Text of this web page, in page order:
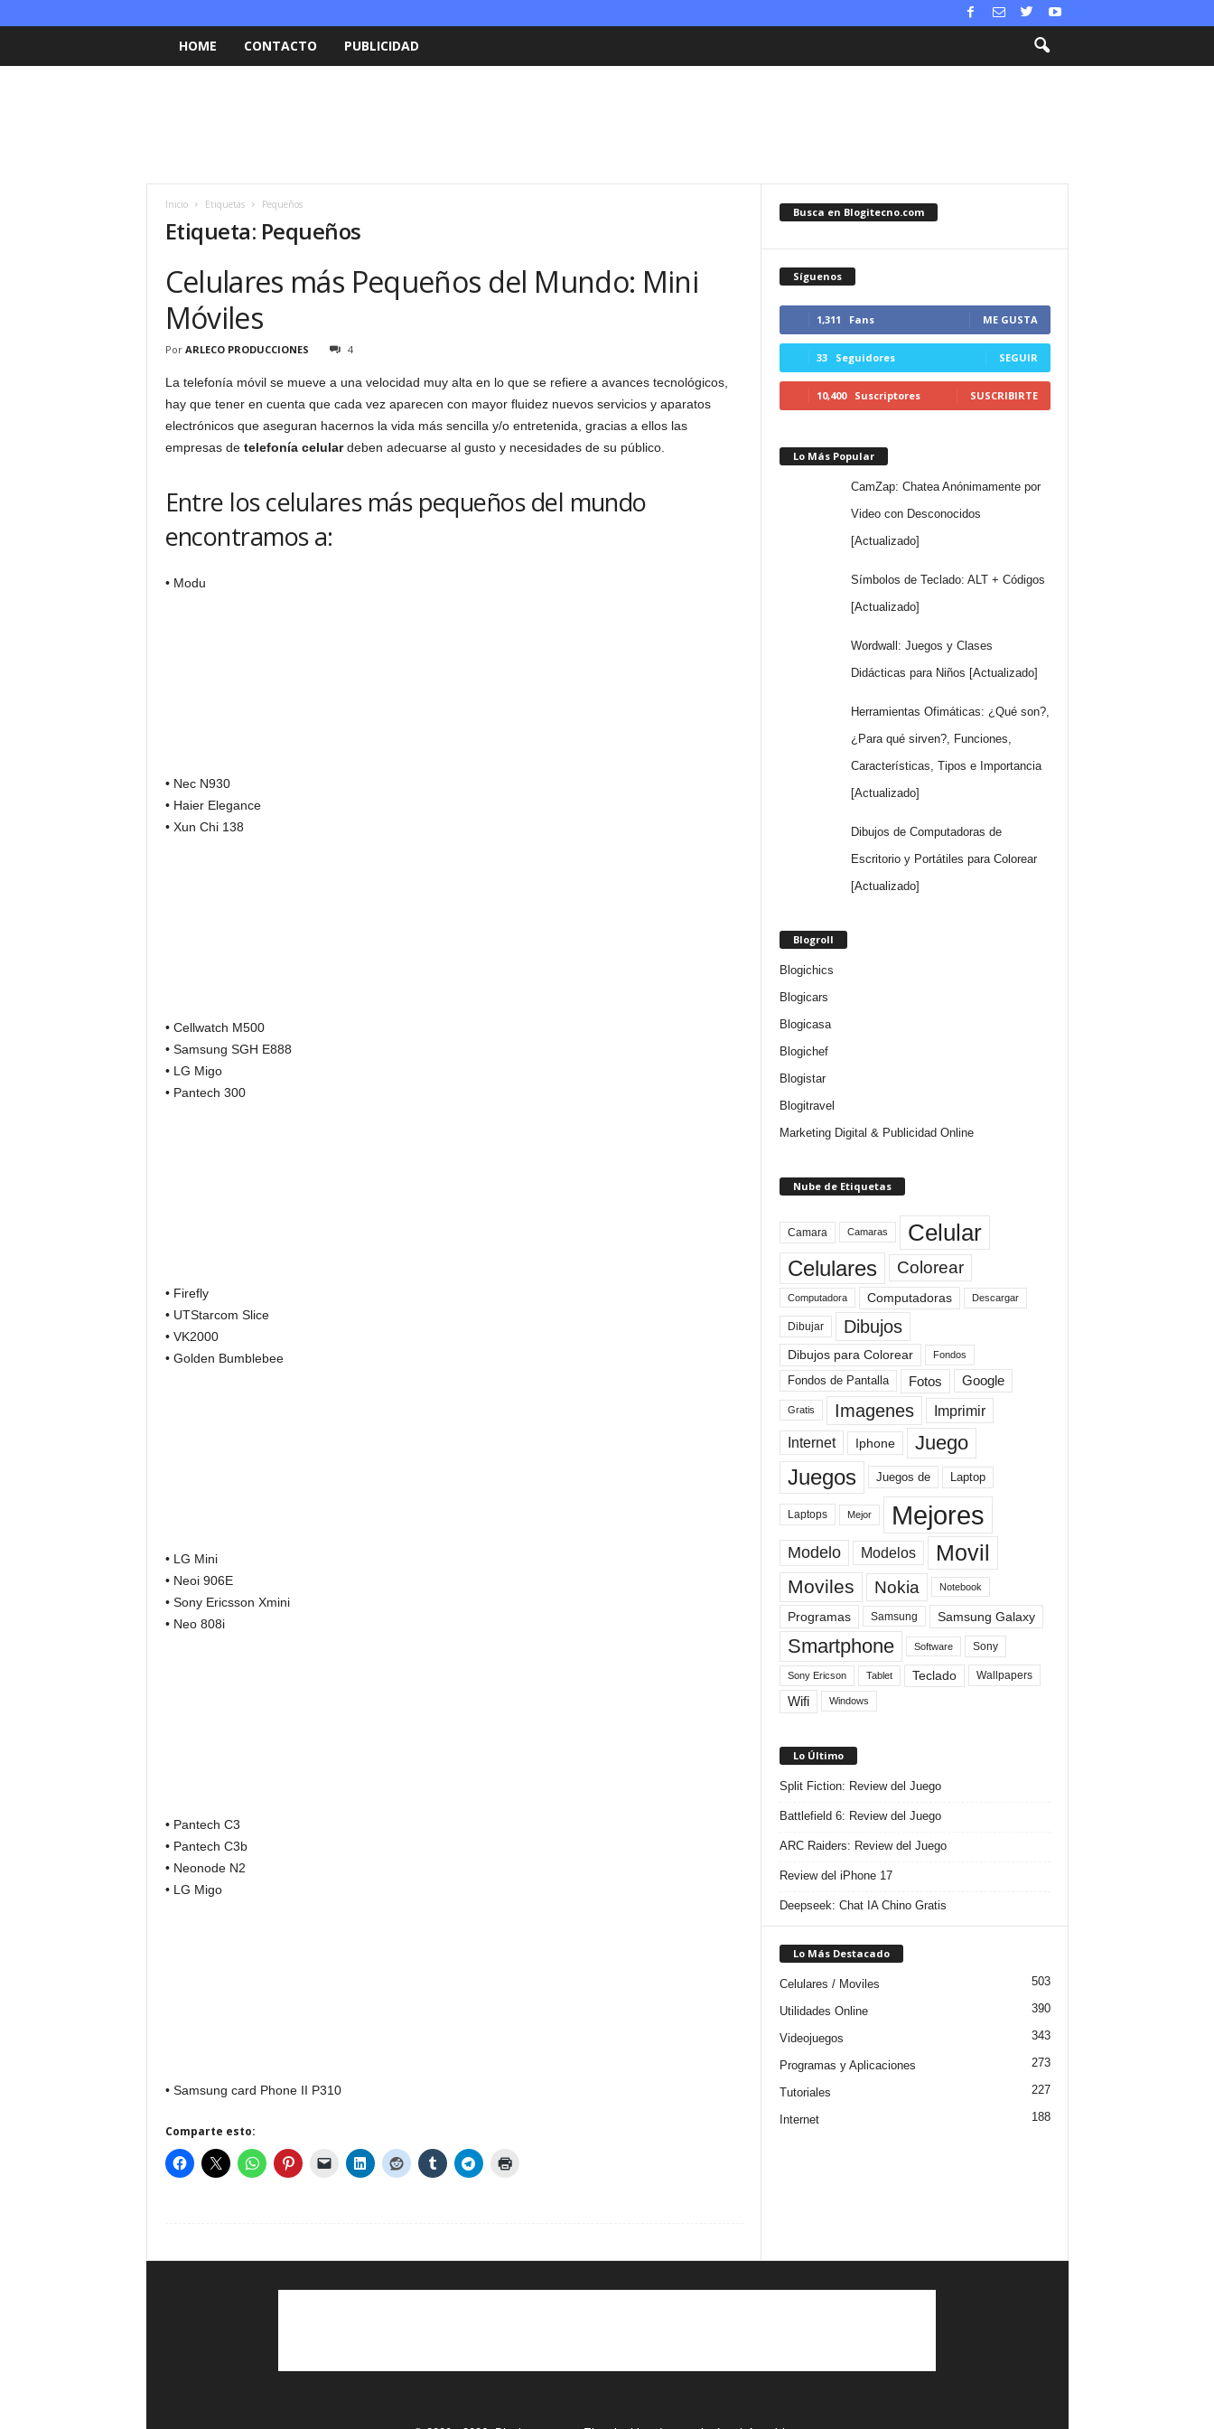
HOME CONTACTO PUBLICIDAD
Inicio Etiquetas Pequeños
Etiqueta: Pequeños
Celulares más Pequeños del Mundo: Mini
Móviles
Por ARLECO PRODUCCIONES 4
La telefonía móvil se mueve a una velocidad muy alta en lo que se refiere a avances tecnológicos,
hay que tener en cuenta que cada vez aparecen con mayor fluidez nuevos servicios y aparatos
electrónicos que aseguran hacernos la vida más sencilla y/o entretenida, gracias a ellos las
empresas de telefonía celulardeben adecuarse al gusto y necesidades de su público.
Entre los celulares más pequeños del mundo
encontramos a:
• Modu
• Nec N930
• Haier Elegance
• Xun Chi 138
• Cellwatch M500
• Samsung SGH E888
• LG Migo
• Pantech 300
• Firefly
• UTStarcom Slice
• VK2000
• Golden Bumblebee
• LG Mini
• Neoi 906E
• Sony Ericsson Xmini
• Neo 808i
• Pantech C3
• Pantech C3b
• Neonode N2
• LG Migo
• Samsung card Phone II P310
Comparte esto:
Busca en Blogitecno.com
Síguenos
1,311 Fans ME GUSTA
33 Seguidores SEGUIR
10,400 Suscriptores SUSCRIBIRTE
Lo Más Popular
CamZap: Chatea Anónimamente por
Video con Desconocidos
[Actualizado]
Símbolos de Teclado: ALT + Códigos
[Actualizado]
Wordwall: Juegos y Clases
Didácticas para Niños [Actualizado]
Herramientas Ofimáticas: ¿Qué son?,
¿Para qué sirven?, Funciones,
Características, Tipos e Importancia
[Actualizado]
Dibujos de Computadoras de
Escritorio y Portátiles para Colorear
[Actualizado]
Blogroll
Blogichics
Blogicars
Blogicasa
Blogichef
Blogistar
Blogitravel
Marketing Digital & Publicidad Online
Nube de Etiquetas
Camara Camaras Celular
Celulares Colorear
Computadora Computadoras Descargar
Dibujar Dibujos
Dibujos para Colorear Fondos
Fondos de Pantalla Fotos Google
Gratis Imagenes Imprimir
Internet Iphone Juego
Juegos Juegos de Laptop
Laptops Mejor Mejores
Modelo Modelos Movil
Moviles Nokia Notebook
Programas Samsung Samsung Galaxy
Smartphone Software Sony
Sony Ericson Tablet Teclado Wallpapers
Wifi Windows
Lo Último
Split Fiction: Review del Juego
Battlefield 6: Review del Juego
ARC Raiders: Review del Juego
Review del iPhone 17
Deepseek: Chat IA Chino Gratis
Lo Más Destacado
Celulares / Moviles 503
Utilidades Online 390
Videojuegos 343
Programas y Aplicaciones 273
Tutoriales 227
Internet 188